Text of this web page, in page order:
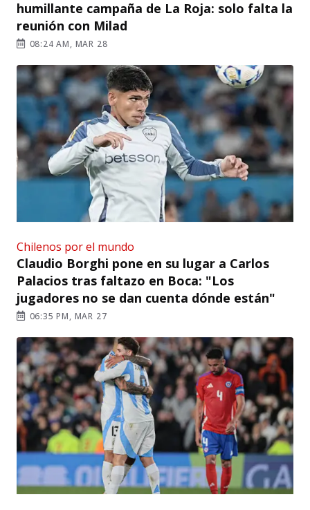
humillante campaña de La Roja: solo falta la
reunión con Milad
08:24 AM, MAR 28
Chilenos por el mundo
Claudio Borghi pone en su lugar a Carlos
Palacios tras faltazo en Boca: "Los
jugadores no se dan cuenta dónde están"
06:35 PM, MAR 27